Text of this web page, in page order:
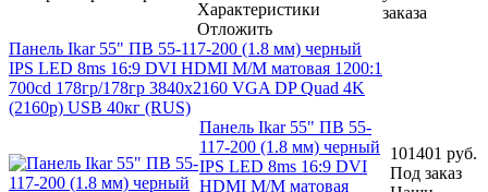
Характеристики
Отложить
заказа
Панель Ikar 55" ПВ 55-117-200 (1.8 мм) черный
IPS LED 8ms 16:9 DVI HDMI M/M матовая 1200:1
700cd 178гр/178гр 3840x2160 VGA DP Quad 4K
(2160p) USB 40кг (RUS)
Панель Ikar 55" ПВ 55-
117-200 (1.8 мм) черный
IPS LED 8ms 16:9 DVI
HDMI M/M матовая
101401 руб.
Под заказ